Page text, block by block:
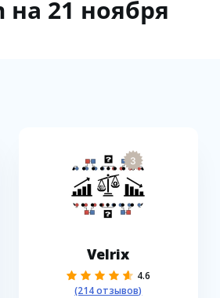
на 21 ноября
3
Velrix
4.6
(214 отзывов)